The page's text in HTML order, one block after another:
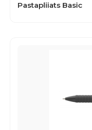
Pastapliiats Basic